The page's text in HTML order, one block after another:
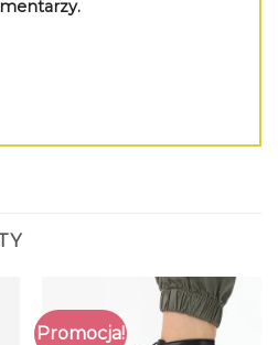
Promocja!